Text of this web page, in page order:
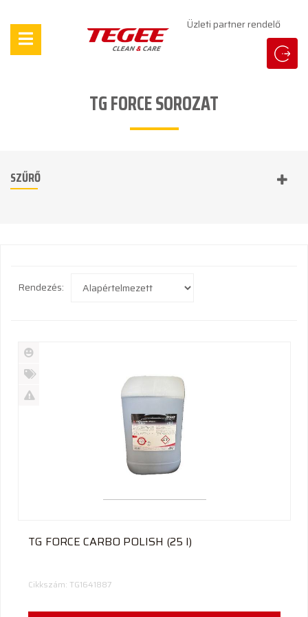
Üzleti partner rendelő
TG FORCE SOROZAT
SZŰRŐ
Rendezés:
Új
termék
%
TG FORCE CARBO POLISH (25 l)
Cikkszám: TG1641887